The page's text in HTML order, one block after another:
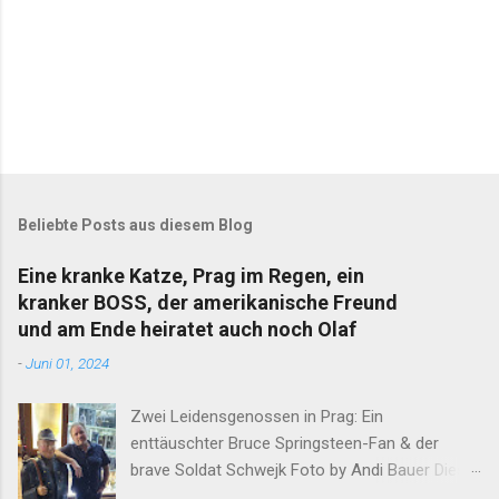
Beliebte Posts aus diesem Blog
Eine kranke Katze, Prag im Regen, ein
kranker BOSS, der amerikanische Freund
und am Ende heiratet auch noch Olaf
-Juni 01, 2024
Zwei Leidensgenossen in Prag: Ein
enttäuschter Bruce Springsteen-Fan & der
brave Soldat Schwejk Foto by Andi Bauer Dieser